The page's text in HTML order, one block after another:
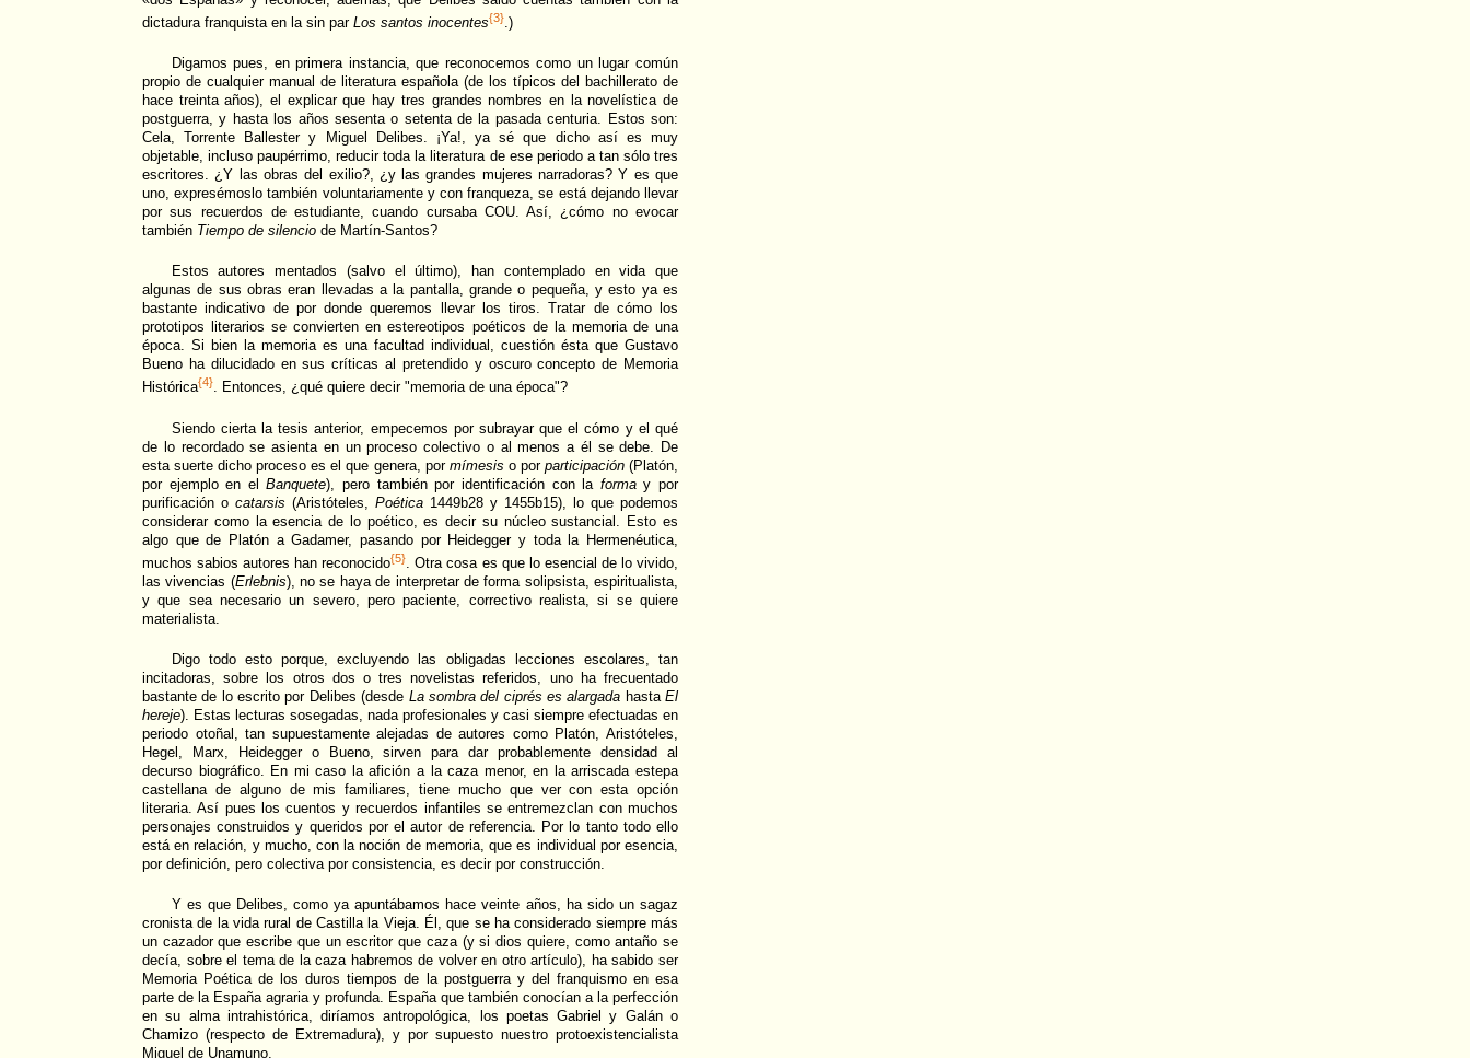
dictadura franquista en la sin par Los santos inocentes{3}.)
Digamos pues, en primera instancia, que reconocemos como un lugar común
propio de cualquier manual de literatura española (de los típicos del bachillerato de
hace treinta años), el explicar que hay tres grandes nombres en la novelística de
postguerra, y hasta los años sesenta o setenta de la pasada centuria. Estos son:
Cela, Torrente Ballester y Miguel Delibes. ¡Ya!, ya sé que dicho así es muy
objetable, incluso paupérrimo, reducir toda la literatura de ese periodo a tan sólo tres
escritores. ¿Y las obras del exilio?, ¿y las grandes mujeres narradoras? Y es que
uno, expresémoslo también voluntariamente y con franqueza, se está dejando llevar
por sus recuerdos de estudiante, cuando cursaba COU. Así, ¿cómo no evocar
también Tiempo de silencio de Martín-Santos?
Estos autores mentados (salvo el último), han contemplado en vida que
algunas de sus obras eran llevadas a la pantalla, grande o pequeña, y esto ya es
bastante indicativo de por donde queremos llevar los tiros. Tratar de cómo los
prototipos literarios se convierten en estereotipos poéticos de la memoria de una
época. Si bien la memoria es una facultad individual, cuestión ésta que Gustavo
Bueno ha dilucidado en sus críticas al pretendido y oscuro concepto de Memoria
Histórica{4}. Entonces, ¿qué quiere decir "memoria de una época"?
Siendo cierta la tesis anterior, empecemos por subrayar que el cómo y el qué
de lo recordado se asienta en un proceso colectivo o al menos a él se debe. De
esta suerte dicho proceso es el que genera, por mímesis o por participación(Platón,
por ejemplo en el Banquete), pero también por identificación con la formay por
purificación o catarsis (Aristóteles, Poética 1449b28 y 1455b15), lo que podemos
considerar como la esencia de lo poético, es decir su núcleo sustancial. Esto es
algo que de Platón a Gadamer, pasando por Heidegger y toda la Hermenéutica,
muchos sabios autores han reconocido{5}. Otra cosa es que lo esencial de lo vivido,
las vivencias (Erlebnis), no se haya de interpretar de forma solipsista, espiritualista,
y que sea necesario un severo, pero paciente, correctivo realista, si se quiere
materialista.
Digo todo esto porque, excluyendo las obligadas lecciones escolares, tan
incitadoras, sobre los otros dos o tres novelistas referidos, uno ha frecuentado
bastante de lo escrito por Delibes (desde La sombra del ciprés es alargada hastaEl
hereje). Estas lecturas sosegadas, nada profesionales y casi siempre efectuadas en
periodo otoñal, tan supuestamente alejadas de autores como Platón, Aristóteles,
Hegel, Marx, Heidegger o Bueno, sirven para dar probablemente densidad al
decurso biográfico. En mi caso la afición a la caza menor, en la arriscada estepa
castellana de alguno de mis familiares, tiene mucho que ver con esta opción
literaria. Así pues los cuentos y recuerdos infantiles se entremezclan con muchos
personajes construidos y queridos por el autor de referencia. Por lo tanto todo ello
está en relación, y mucho, con la noción de memoria, que es individual por esencia,
por definición, pero colectiva por consistencia, es decir por construcción.
Y es que Delibes, como ya apuntábamos hace veinte años, ha sido un sagaz
cronista de la vida rural de Castilla la Vieja. Él, que se ha considerado siempre más
un cazador que escribe que un escritor que caza (y si dios quiere, como antaño se
decía, sobre el tema de la caza habremos de volver en otro artículo), ha sabido ser
Memoria Poética de los duros tiempos de la postguerra y del franquismo en esa
parte de la España agraria y profunda. España que también conocían a la perfección
en su alma intrahistórica, diríamos antropológica, los poetas Gabriel y Galán o
Chamizo (respecto de Extremadura), y por supuesto nuestro protoexistencialista
Miguel de Unamuno.